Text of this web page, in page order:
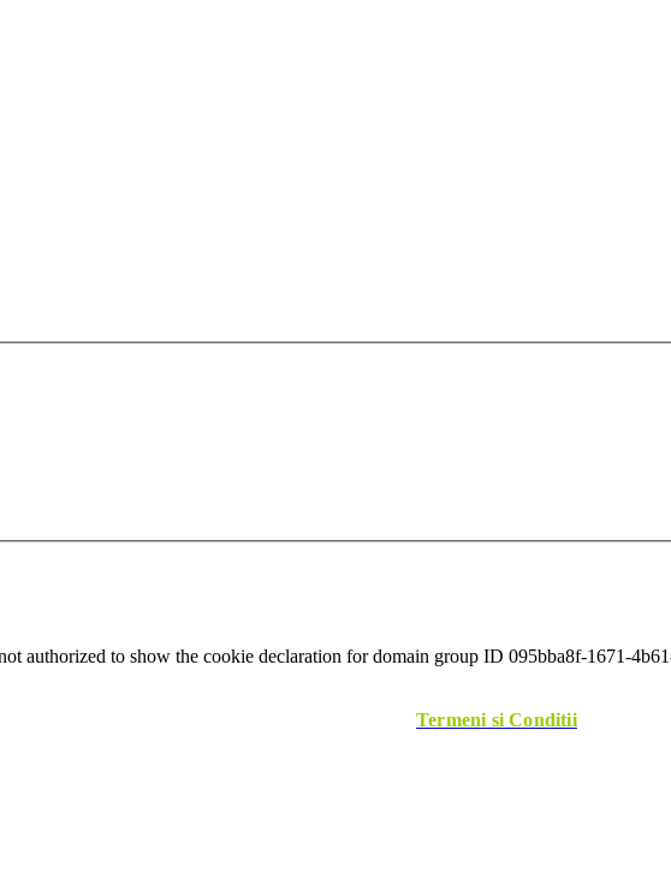
authorized to show the cookie declaration for domain group ID 095bba8f-1671-
Termeni si Conditii